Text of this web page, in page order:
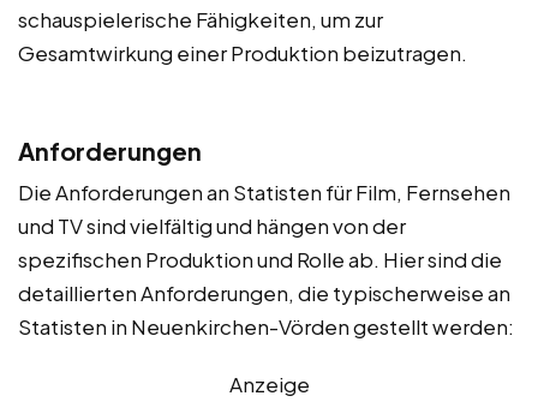
schauspielerische Fähigkeiten, um zur
Gesamtwirkung einer Produktion beizutragen.
Anforderungen
Die Anforderungen an Statisten für Film, Fernsehen
und TV sind vielfältig und hängen von der
spezifischen Produktion und Rolle ab. Hier sind die
detaillierten Anforderungen, die typischerweise an
Statisten in Neuenkirchen-Vörden gestellt werden:
Anzeige